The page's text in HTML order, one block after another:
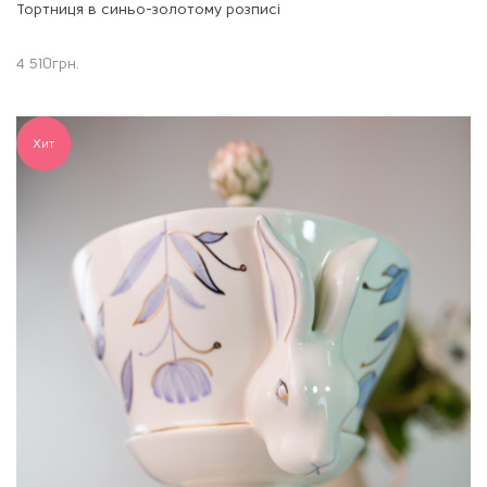
Тортниця в синьо-золотому розписі
4 510грн.
Хит